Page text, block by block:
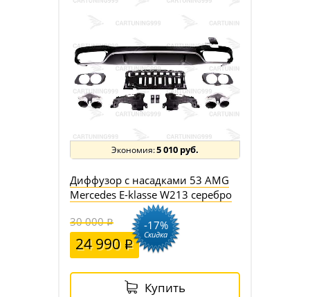
5 010 руб.
Диффузор с насадками 53 AMG
Mercedes E-klasse W213 серебро
30 000
24 990
-17%
Скидка
Купить